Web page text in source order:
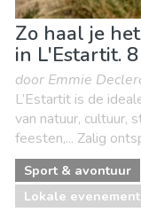
Zo haal je
in L'Estartit.
door Emmie
L’Estartit is de
van natuur, cultuur,
feesten,... Zalig
Sport & avontuur
Lokale